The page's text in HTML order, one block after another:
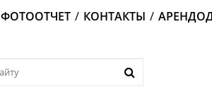
ФОТООТЧЕТ / КОНТАКТЫ /